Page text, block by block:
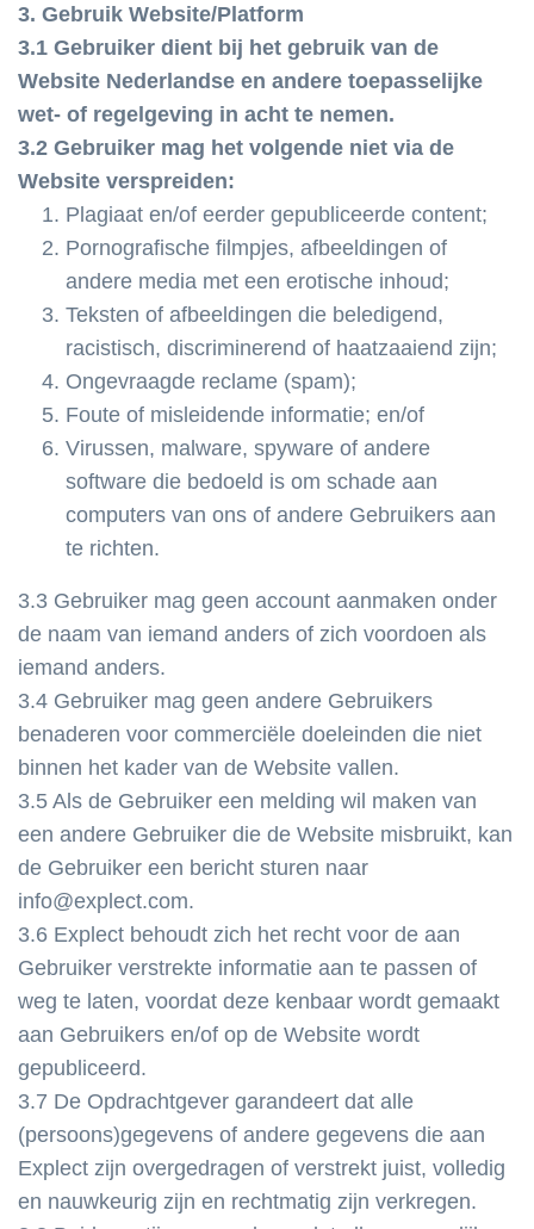
3. Gebruik Website/Platform
3.1 Gebruiker dient bij het gebruik van de
Website Nederlandse en andere toepasselijke
wet- of regelgeving in acht te nemen.
3.2 Gebruiker mag het volgende niet via de
Website verspreiden:
Plagiaat en/of eerder gepubliceerde content;
Pornografische filmpjes, afbeeldingen of
andere media met een erotische inhoud;
Teksten of afbeeldingen die beledigend,
racistisch, discriminerend of haatzaaiend zijn;
Ongevraagde reclame (spam);
Foute of misleidende informatie; en/of
Virussen, malware, spyware of andere
software die bedoeld is om schade aan
computers van ons of andere Gebruikers aan
te richten.
3.3 Gebruiker mag geen account aanmaken onder
de naam van iemand anders of zich voordoen als
iemand anders.
3.4 Gebruiker mag geen andere Gebruikers
benaderen voor commerciële doeleinden die niet
binnen het kader van de Website vallen.
3.5 Als de Gebruiker een melding wil maken van
een andere Gebruiker die de Website misbruikt, kan
de Gebruiker een bericht sturen naar
info@explect.com.
3.6 Explect behoudt zich het recht voor de aan
Gebruiker verstrekte informatie aan te passen of
weg te laten, voordat deze kenbaar wordt gemaakt
aan Gebruikers en/of op de Website wordt
gepubliceerd.
3.7 De Opdrachtgever garandeert dat alle
(persoons)gegevens of andere gegevens die aan
Explect zijn overgedragen of verstrekt juist, volledig
en nauwkeurig zijn en rechtmatig zijn verkregen.